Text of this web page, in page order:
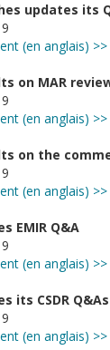
updates its
(en anglais) >>
on MAR
(en anglais) >>
on the
(en anglais) >>
EMIR Q&A
(en anglais) >>
its CSDR Q&As
(en anglais) >>